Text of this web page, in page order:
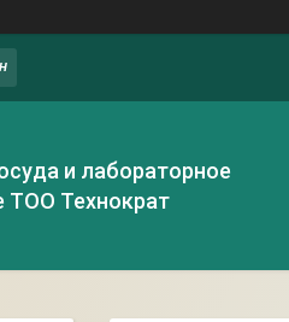
и лабораторное
ТОО Технократ